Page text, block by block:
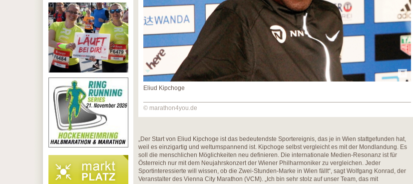
Eliud Kipchoge
© marathon4you.de
„Der Start von Eliud Kipchoge ist das bedeutendste Sportereignis, das je in Wien stattgefunden hat,
weil es einzigartig und weltumspannend ist. Kipchoge selbst vergleicht es mit der Mondlandung. Es
soll die menschlichen Möglichkeiten neu definieren. Die internationale Medien-Resonanz ist für
Österreich nur mit dem Neujahrskonzert der Wiener Philharmoniker zu vergleichen. Jeder
Sportinteressierte will wissen, ob die Zwei-Stunden-Marke in Wien fällt“, sagt Wolfgang Konrad, der
Veranstalter des Vienna City Marathon (VCM). „Ich bin sehr stolz auf unser Team, das mit